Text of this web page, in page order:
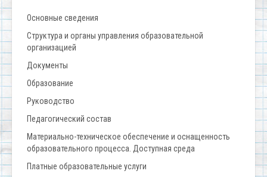
Основные сведения
Структура и органы управления образовательной
организацией
Документы
Образование
Руководство
Педагогический состав
Материально-техническое обеспечение и оснащенность
образовательного процесса. Доступная среда
Платные образовательные услуги